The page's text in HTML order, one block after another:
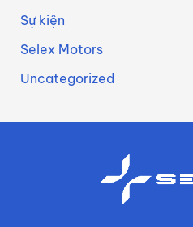
Sự kiện
Selex Motors
Uncategorized